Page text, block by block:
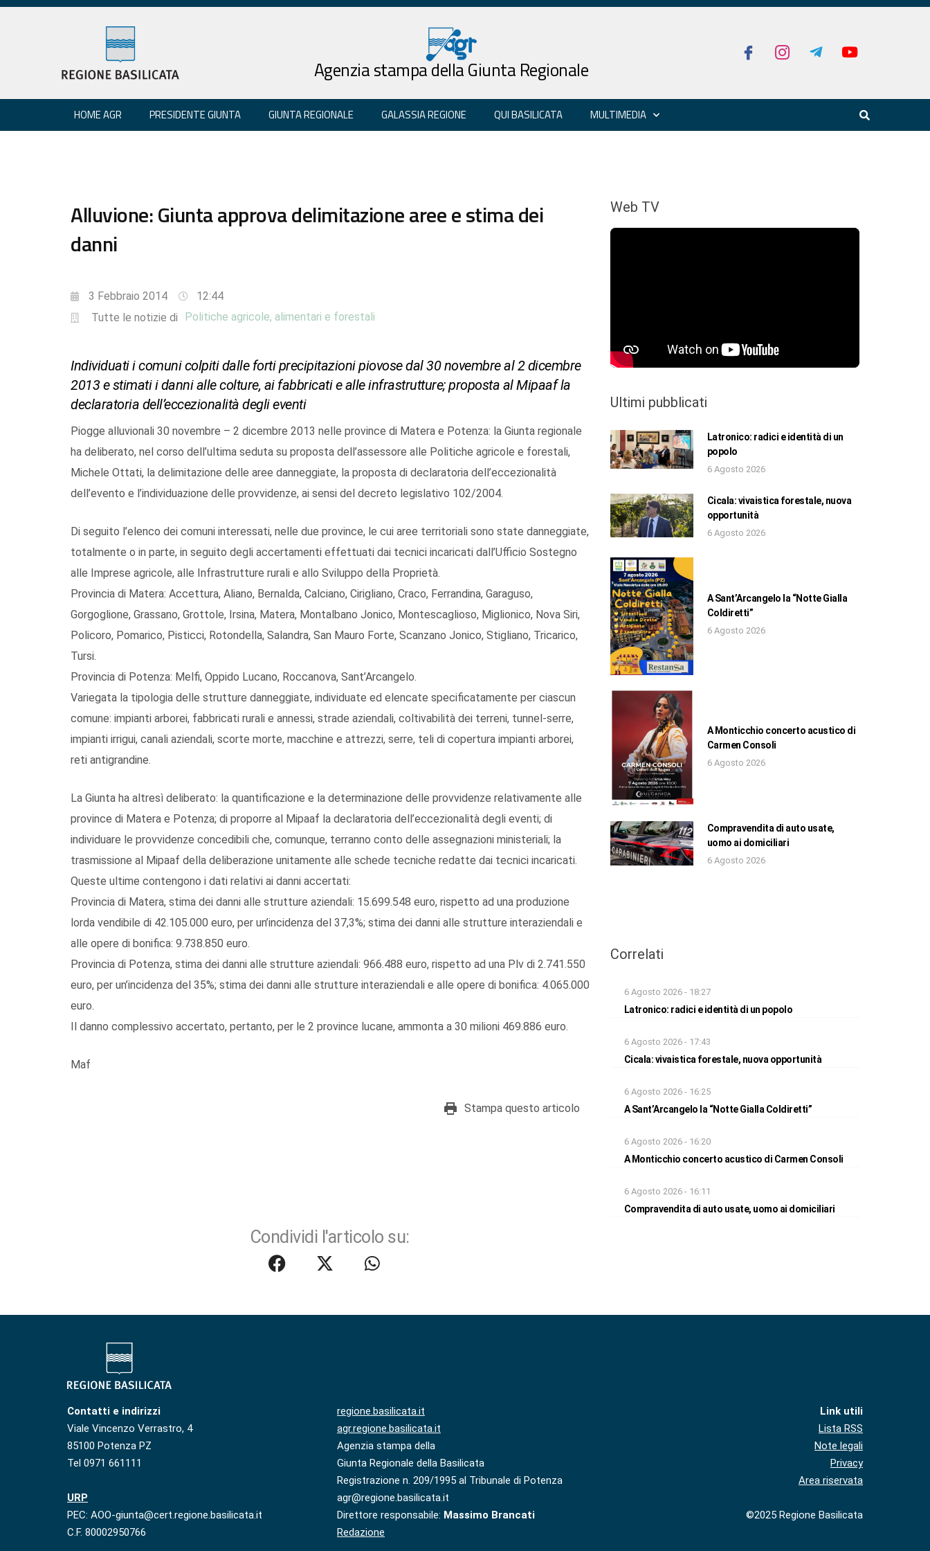
Agenzia stampa della Giunta Regionale
HOME AGR PRESIDENTE GIUNTA GIUNTA REGIONALE GALASSIA REGIONE QUI BASILICATA MULTIMEDIA
Alluvione: Giunta approva delimitazione aree e stima dei
danni
3 Febbraio 2014
12:44
Tutte le notizie di
Politiche agricole, alimentari e forestali
Individuati i comuni colpiti dalle forti precipitazioni piovose dal 30 novembre al 2 dicembre
2013 e stimati i danni alle colture, ai fabbricati e alle infrastrutture; proposta al Mipaaf la
declaratoria dell’eccezionalità degli eventi
Piogge alluvionali 30 novembre – 2 dicembre 2013 nelle province di Matera e Potenza: la Giunta regionale
ha deliberato, nel corso dell’ultima seduta su proposta dell’assessore alle Politiche agricole e forestali,
Michele Ottati, la delimitazione delle aree danneggiate, la proposta di declaratoria dell’eccezionalità
dell’evento e l’individuazione delle provvidenze, ai sensi del decreto legislativo 102/2004.
Di seguito l’elenco dei comuni interessati, nelle due province, le cui aree territoriali sono state danneggiate,
totalmente o in parte, in seguito degli accertamenti effettuati dai tecnici incaricati dall’Ufficio Sostegno
alle Imprese agricole, alle Infrastrutture rurali e allo Sviluppo della Proprietà.
Provincia di Matera: Accettura, Aliano, Bernalda, Calciano, Cirigliano, Craco, Ferrandina, Garaguso,
Gorgoglione, Grassano, Grottole, Irsina, Matera, Montalbano Jonico, Montescaglioso, Miglionico, Nova Siri,
Policoro, Pomarico, Pisticci, Rotondella, Salandra, San Mauro Forte, Scanzano Jonico, Stigliano, Tricarico,
Tursi.
Provincia di Potenza: Melfi, Oppido Lucano, Roccanova, Sant’Arcangelo.
Variegata la tipologia delle strutture danneggiate, individuate ed elencate specificatamente per ciascun
comune: impianti arborei, fabbricati rurali e annessi, strade aziendali, coltivabilità dei terreni, tunnel-serre,
impianti irrigui, canali aziendali, scorte morte, macchine e attrezzi, serre, teli di copertura impianti arborei,
reti antigrandine.
La Giunta ha altresì deliberato: la quantificazione e la determinazione delle provvidenze relativamente alle
province di Matera e Potenza; di proporre al Mipaaf la declaratoria dell’eccezionalità degli eventi; di
individuare le provvidenze concedibili che, comunque, terranno conto delle assegnazioni ministeriali; la
trasmissione al Mipaaf della deliberazione unitamente alle schede tecniche redatte dai tecnici incaricati.
Queste ultime contengono i dati relativi ai danni accertati:
Provincia di Matera, stima dei danni alle strutture aziendali: 15.699.548 euro, rispetto ad una produzione
lorda vendibile di 42.105.000 euro, per un’incidenza del 37,3%; stima dei danni alle strutture interaziendali e
alle opere di bonifica: 9.738.850 euro.
Provincia di Potenza, stima dei danni alle strutture aziendali: 966.488 euro, rispetto ad una Plv di 2.741.550
euro, per un’incidenza del 35%; stima dei danni alle strutture interaziendali e alle opere di bonifica: 4.065.000
euro.
Il danno complessivo accertato, pertanto, per le 2 province lucane, ammonta a 30 milioni 469.886 euro.
Maf
Stampa questo articolo
Condividi l'articolo su:
Web TV
Ultimi pubblicati
Latronico: radici e identità di un
popolo
6 Agosto 2026
Cicala: vivaistica forestale, nuova
opportunità
6 Agosto 2026
A Sant’Arcangelo la “Notte Gialla
Coldiretti”
6 Agosto 2026
A Monticchio concerto acustico di
Carmen Consoli
6 Agosto 2026
Compravendita di auto usate,
uomo ai domiciliari
6 Agosto 2026
Correlati
6 Agosto 2026 - 18:27
Latronico: radici e identità di un popolo
6 Agosto 2026 - 17:43
Cicala: vivaistica forestale, nuova opportunità
6 Agosto 2026 - 16:25
A Sant’Arcangelo la “Notte Gialla Coldiretti”
6 Agosto 2026 - 16:20
A Monticchio concerto acustico di Carmen Consoli
6 Agosto 2026 - 16:11
Compravendita di auto usate, uomo ai domiciliari
Contatti e indirizzi
Viale Vincenzo Verrastro, 4
85100 Potenza PZ
Tel 0971 661111
URP
PEC: AOO-giunta@cert.regione.basilicata.it
C.F. 80002950766
regione.basilicata.it
agr.regione.basilicata.it
Agenzia stampa della
Giunta Regionale della Basilicata
Registrazione n. 209/1995 al Tribunale di Potenza
agr@regione.basilicata.it
Direttore responsabile: Massimo Brancati
Redazione
Link utili
Lista RSS
Note legali
Privacy
Area riservata
©2025 Regione Basilicata